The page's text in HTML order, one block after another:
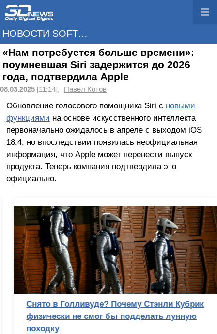
НОВОСТИ SOFTWARE
«Нам потребуется больше времени»:
поумневшая Siri задержится до 2026
года, подтвердила Apple
08.03.2025 [11:14], Павел Котов
Обновление голосового помощника Siri с новыми
функциями на основе искусственного интеллекта
первоначально ожидалось в апреле с выходом iOS
18.4, но впоследствии появилась неофициальная
информация, что Apple может перенести выпуск
продукта. Теперь компания подтвердила это
официально.
Снято в Голливуде? Почему Стэнли Кубрик
физически не смог бы подделать лунную
походку